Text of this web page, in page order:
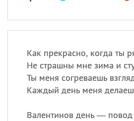
Как прекрасно, когда ты
Не страшны мне зима и
Ты меня согреваешь
Каждый день меня
Валентинов день —